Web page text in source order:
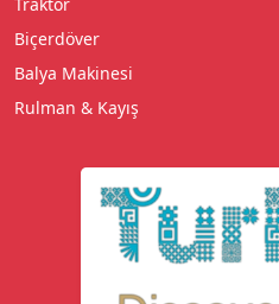
Biçerdöver
Balya Makinesi
Rulman & Kayış